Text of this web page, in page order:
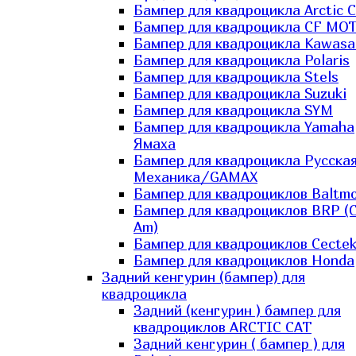
Бампер для квадроцикла Arctic
Бампер для квадроцикла CF
Бампер для квадроцикла
Бампер для квадроцикла Polaris
Бампер для квадроцикла Stels
Бампер для квадроцикла Suzuki
Бампер для квадроцикла SYM
Бампер для квадроцикла Yamaha
Ямаха
Бампер для квадроцикла
Механика/GAMAX
Бампер для квадроциклов
Бампер для квадроциклов BRP
Am)
Бампер для квадроциклов Cectek
Бампер для квадроциклов Honda
Задний кенгурин (бампер) для
квадроцикла
Задний (кенгурин ) бампер для
квадроциклов ARCTIC CAT
Задний кенгурин ( бампер ) для